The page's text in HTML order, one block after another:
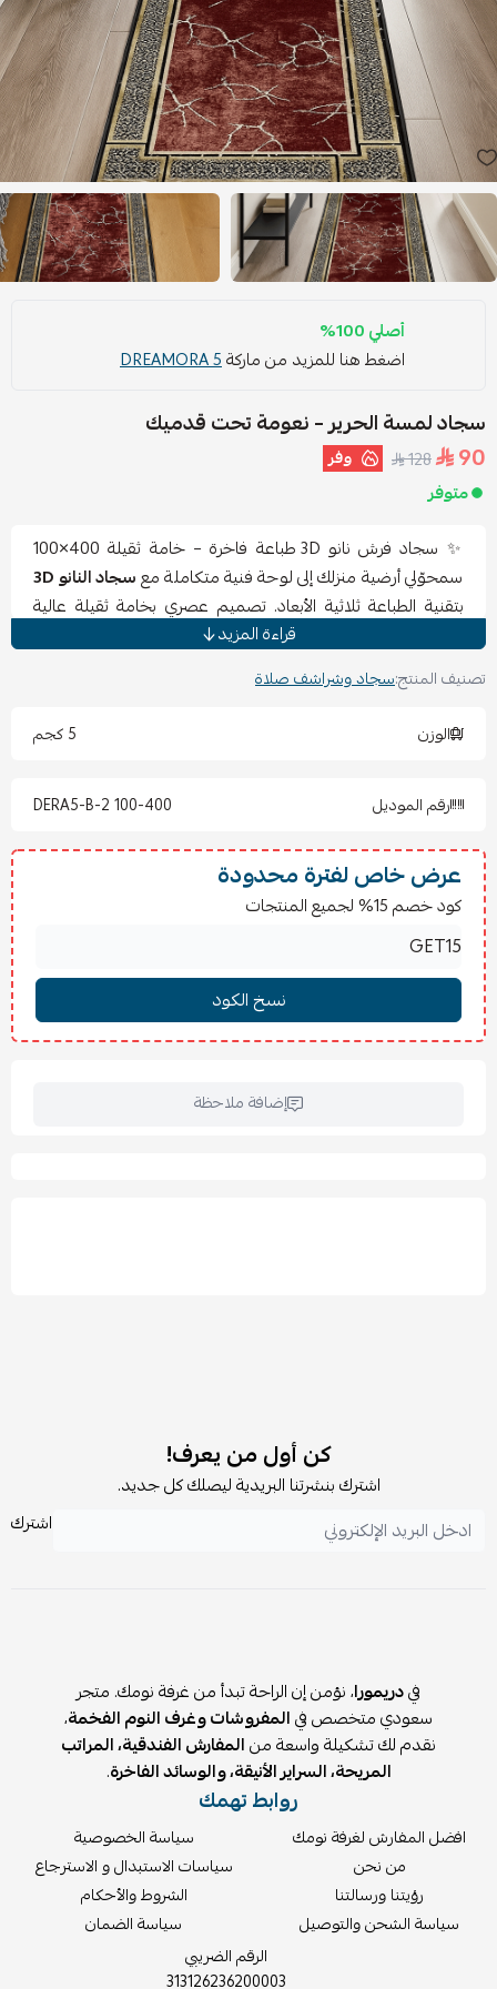
أصلي 100%
اضغط هنا للمزيد من ماركةDREAMORA 5
سجاد لمسة الحرير – نعومة تحت قدميك
90
128 وفر
متوفر
✨ سجاد فرش نانو 3D طباعة فاخرة – خامة ثقيلة 400×100
سمحوّلي أرضية منزلك إلى لوحة فنية متكاملة معسجاد النانو 3D
بتقنية الطباعة ثلاثية الأبعاد. تصميم عصري بخامة ثقيلة عالية
الجودة يمنحك ثباتاً وراحة تحت الأقدام مع ألوان واضحة تدوم
✅المميزات
طباعة 3D واضحة بتفاصيل عصرية أنيقة.
ملمس ناعم يمنحك راحة عند الاستخدام.
قراءة المزيد
تصنيف المنتج:سجاد وشراشف صلاة
الوزن
5 كجم
رقم الموديل DERA5-B-2 100-400
عرض خاص لفترة محدودة
كود خصم 15% لجميع المنتجات
إضافة ملاحظة
كن أول من يعرف!
اشترك بنشرتنا البريدية ليصلك كل جديد.
اشترك
فيدريمورا، نؤمن إن الراحة تبدأ من غرفة نومك. متجر
سعودي متخصص فيالمفروشات وغرف النوم الفخمة،
نقدم لك تشكيلة واسعة منالمفارش الفندقية، المراتب
المريحة، السراير الأنيقة، والوسائد الفاخرة.
روابط تهمك
افضل المفارش لغرفة نومك
من نحن
رؤيتنا ورسالتنا
سياسة الشحن والتوصيل
سياسة الخصوصية
سياسات الاستبدال و الاسترجاع
الشروط والأحكام
سياسة الضمان
الرقم الضريبي
313126236200003